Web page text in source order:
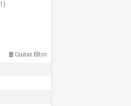
Quitar filtro